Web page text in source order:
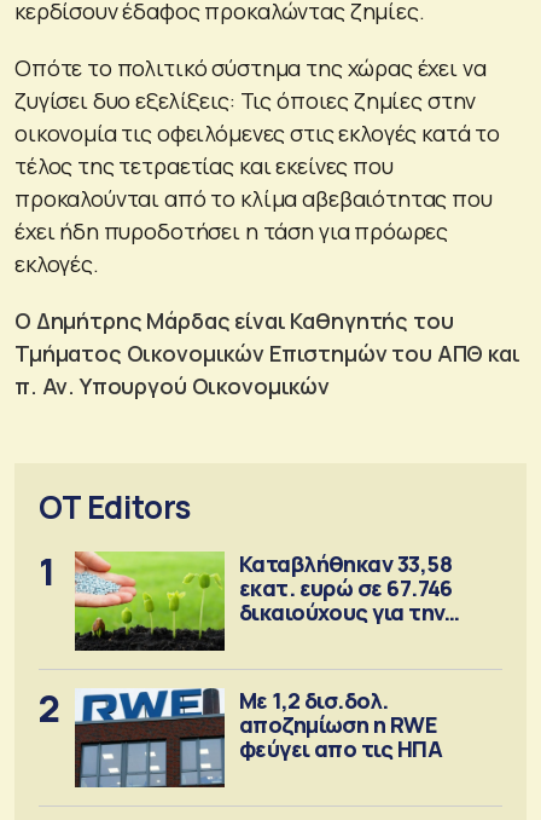
κερδίσουν έδαφος προκαλώντας ζημίες.
Οπότε το πολιτικό σύστημα της χώρας έχει να
ζυγίσει δυο εξελίξεις: Τις όποιες ζημίες στην
οικονομία τις οφειλόμενες στις εκλογές κατά το
τέλος της τετραετίας και εκείνες που
προκαλούνται από το κλίμα αβεβαιότητας που
έχει ήδη πυροδοτήσει η τάση για πρόωρες
εκλογές.
Ο Δημήτρης Μάρδας είναι Καθηγητής του
Τμήματος Οικονομικών Επιστημών του ΑΠΘ και
π. Αν. Υπουργού Οικονομικών
OT Editors
1
Καταβλήθηκαν 33,58
εκατ. ευρώ σε 67.746
δικαιούχους για την
2
Με 1,2 δισ.δολ.
αποζημίωση η RWE
φεύγει απο τις ΗΠΑ